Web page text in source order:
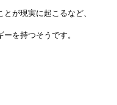
が現実に起こるなど、
を持つそうです。